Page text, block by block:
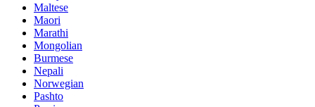
Maltese
Maori
Marathi
Mongolian
Burmese
Nepali
Norwegian
Pashto